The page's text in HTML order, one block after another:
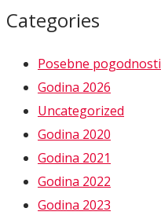
Categories
Posebne pogodnosti
Godina 2026
Uncategorized
Godina 2020
Godina 2021
Godina 2022
Godina 2023